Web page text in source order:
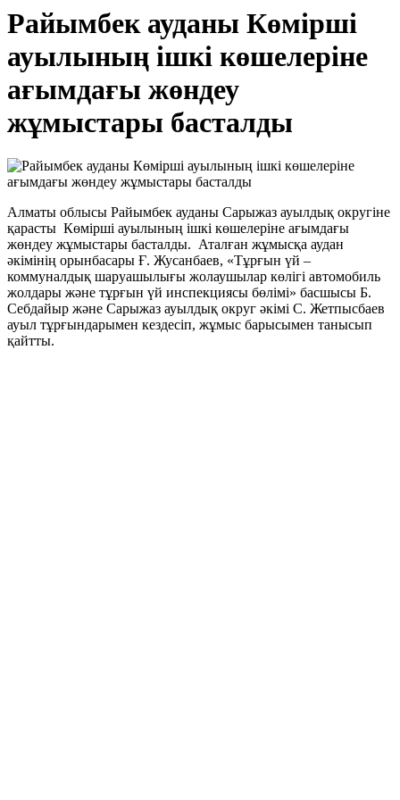
Райымбек ауданы Көмірші
ауылының ішкі көшелеріне
ағымдағы жөндеу
жұмыстары басталды
Алматы облысы Райымбек ауданы Сарыжаз ауылдық округіне
қарасты Көмірші ауылының ішкі көшелеріне ағымдағы
жөндеу жұмыстары басталды. Аталған жұмысқа аудан
әкімінің орынбасары Ғ. Жусанбаев, «Тұрғын үй –
коммуналдық шаруашылығы жолаушылар көлігі автомобиль
жолдары және тұрғын үй инспекциясы бөлімі» басшысы Б.
Себдайыр және Сарыжаз ауылдық округ әкімі С. Жетпысбаев
ауыл тұрғындарымен кездесіп, жұмыс барысымен танысып
қайтты.